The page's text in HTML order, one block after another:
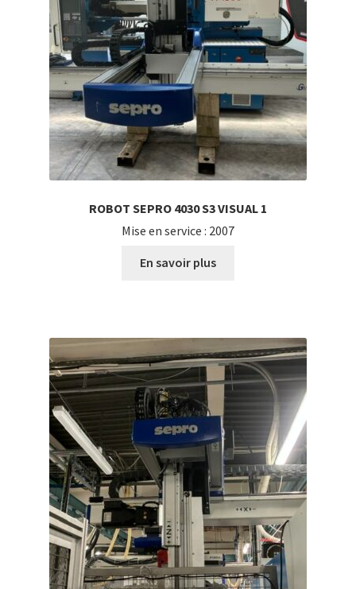
ROBOT SEPRO 4030 S3 VISUAL 1
Mise en service : 2007
En savoir plus